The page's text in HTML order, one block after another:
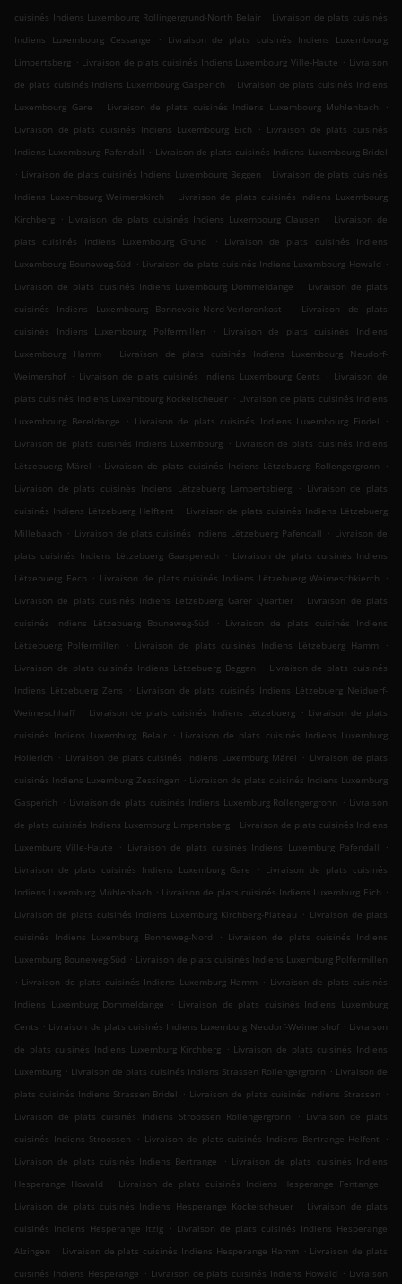
cuisinés Indiens Luxembourg Rollingergrund-North Belair . Livraison de plats cuisinés
Indiens Luxembourg Cessange
.
Livraison de plats cuisinés Indiens Luxembourg
Limpertsberg . Livraison de plats cuisinés Indiens Luxembourg Ville-Haute . Livraison
de plats cuisinés Indiens Luxembourg Gasperich . Livraison de plats cuisinés Indiens
Luxembourg Gare
. Livraison de plats cuisinés Indiens Luxembourg Muhlenbach
.
Livraison de plats cuisinés Indiens Luxembourg Eich
. Livraison de plats cuisinés
Indiens Luxembourg Pafendall . Livraison de plats cuisinés Indiens Luxembourg Bridel
. Livraison de plats cuisinés Indiens Luxembourg Beggen . Livraison de plats cuisinés
Indiens Luxembourg Weimerskirch
. Livraison de plats cuisinés Indiens Luxembourg
Kirchberg . Livraison de plats cuisinés Indiens Luxembourg Clausen . Livraison de
plats cuisinés Indiens Luxembourg Grund
.
Livraison de plats cuisinés Indiens
Luxembourg Bouneweg-Süd . Livraison de plats cuisinés Indiens Luxembourg Howald .
Livraison de plats cuisinés Indiens Luxembourg Dommeldange
. Livraison de plats
cuisinés Indiens Luxembourg Bonnevoie-Nord-Verlorenkost
.
Livraison de plats
cuisinés Indiens Luxembourg Polfermillen
.
Livraison de plats cuisinés Indiens
Luxembourg Hamm
.
Livraison de plats cuisinés Indiens Luxembourg Neudorf-
Weimershof . Livraison de plats cuisinés Indiens Luxembourg Cents . Livraison de
plats cuisinés Indiens Luxembourg Kockelscheuer . Livraison de plats cuisinés Indiens
Luxembourg Bereldange
. Livraison de plats cuisinés Indiens Luxembourg Findel
.
Livraison de plats cuisinés Indiens Luxembourg . Livraison de plats cuisinés Indiens
Lëtzebuerg Märel
. Livraison de plats cuisinés Indiens Lëtzebuerg Rollengergronn
.
Livraison de plats cuisinés Indiens Lëtzebuerg Lampertsbierg
. Livraison de plats
cuisinés Indiens Lëtzebuerg Helftent . Livraison de plats cuisinés Indiens Lëtzebuerg
Millebaach . Livraison de plats cuisinés Indiens Lëtzebuerg Pafendall . Livraison de
plats cuisinés Indiens Lëtzebuerg Gaasperech
. Livraison de plats cuisinés Indiens
Lëtzebuerg Eech . Livraison de plats cuisinés Indiens Lëtzebuerg Weimeschkierch
.
Livraison de plats cuisinés Indiens Lëtzebuerg Garer Quartier . Livraison de plats
cuisinés Indiens Lëtzebuerg Bouneweg-Süd
. Livraison de plats cuisinés Indiens
Lëtzebuerg Polfermillen
. Livraison de plats cuisinés Indiens Lëtzebuerg Hamm
.
Livraison de plats cuisinés Indiens Lëtzebuerg Beggen
. Livraison de plats cuisinés
Indiens Lëtzebuerg Zens
. Livraison de plats cuisinés Indiens Lëtzebuerg Neiduerf-
Weimeschhaff . Livraison de plats cuisinés Indiens Lëtzebuerg . Livraison de plats
cuisinés Indiens Luxemburg Belair . Livraison de plats cuisinés Indiens Luxemburg
Hollerich . Livraison de plats cuisinés Indiens Luxemburg Märel . Livraison de plats
cuisinés Indiens Luxemburg Zessingen . Livraison de plats cuisinés Indiens Luxemburg
Gasperich . Livraison de plats cuisinés Indiens Luxemburg Rollengergronn . Livraison
de plats cuisinés Indiens Luxemburg Limpertsberg . Livraison de plats cuisinés Indiens
Luxemburg Ville-Haute
. Livraison de plats cuisinés Indiens Luxemburg Pafendall
.
Livraison de plats cuisinés Indiens Luxemburg Gare
. Livraison de plats cuisinés
Indiens Luxemburg Mühlenbach . Livraison de plats cuisinés Indiens Luxemburg Eich .
Livraison de plats cuisinés Indiens Luxemburg Kirchberg-Plateau . Livraison de plats
cuisinés Indiens Luxemburg Bonneweg-Nord
. Livraison de plats cuisinés Indiens
Luxemburg Bouneweg-Süd . Livraison de plats cuisinés Indiens Luxemburg Polfermillen
. Livraison de plats cuisinés Indiens Luxemburg Hamm . Livraison de plats cuisinés
Indiens Luxemburg Dommeldange
. Livraison de plats cuisinés Indiens Luxemburg
Cents . Livraison de plats cuisinés Indiens Luxemburg Neudorf-Weimershof . Livraison
de plats cuisinés Indiens Luxemburg Kirchberg . Livraison de plats cuisinés Indiens
Luxemburg . Livraison de plats cuisinés Indiens Strassen Rollengergronn . Livraison de
plats cuisinés Indiens Strassen Bridel . Livraison de plats cuisinés Indiens Strassen .
Livraison de plats cuisinés Indiens Stroossen Rollengergronn
. Livraison de plats
cuisinés Indiens Stroossen
. Livraison de plats cuisinés Indiens Bertrange Helfent
.
Livraison de plats cuisinés Indiens Bertrange
. Livraison de plats cuisinés Indiens
Hesperange Howald
. Livraison de plats cuisinés Indiens Hesperange Fentange
.
Livraison de plats cuisinés Indiens Hesperange Kockelscheuer . Livraison de plats
cuisinés Indiens Hesperange Itzig . Livraison de plats cuisinés Indiens Hesperange
Alzingen . Livraison de plats cuisinés Indiens Hesperange Hamm . Livraison de plats
cuisinés Indiens Hesperange . Livraison de plats cuisinés Indiens Howald . Livraison